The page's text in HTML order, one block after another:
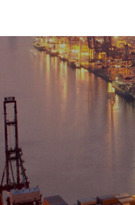
main
오시는 길
번호
4
[용역] 2022년 국종망 운영(통관
총괄사업지원실
3
[용역] 해외 전자통관 시스템 구축
총괄사업지원실
2
[구매] 가나 전자통관 및 싱글윈도